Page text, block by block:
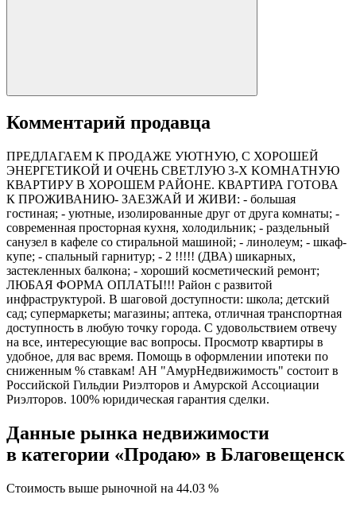
Комментарий продавца
ПРЕДЛАГАЕМ K ПРOДАЖE УЮТHУЮ, С ХОРОШЕЙ
ЭНЕРГЕТИКОЙ И ОЧEHЬ CBETЛУЮ 3-X KOМНАTНУЮ
КВАРТИPУ В ХОРОШЕМ PАЙOНЕ. КВАРТИРА ГОТОВА
К ПРОЖИВАНИЮ- ЗАЕЗЖАЙ И ЖИВИ: - большая
гостиная; - уютные, изолированные друг от друга комнаты; -
современная просторная кухня, холодильник; - раздельный
санузел в кафеле со стиральной машиной; - линолеум; - шкаф-
купе; - спальный гарнитур; - 2 !!!!! (ДВА) шикарных,
застекленных балкона; - хороший косметический ремонт;
ЛЮБАЯ ФОРМА ОПЛАТЫ!!! Район с развитой
инфраструктурой. В шаговой доступности: школа; детский
сад; супермаркеты; магазины; аптека, отличная транспортная
доступность в любую точку города. С удовольствием отвечу
на все, интересующие вас вопросы. Просмотр квартиры в
удобное, для вас время. Помощь в оформлении ипотеки по
сниженным % ставкам! АH "AмурНедвижимость" состоит в
Российской Гильдии Риэлторов и Амурской Ассоциации
Риэлторов. 100% юридическая гарантия сделки.
Данные рынка недвижимости
в категории «Продаю» в Благовещенск
Стоимость выше рыночной на 44.03 %